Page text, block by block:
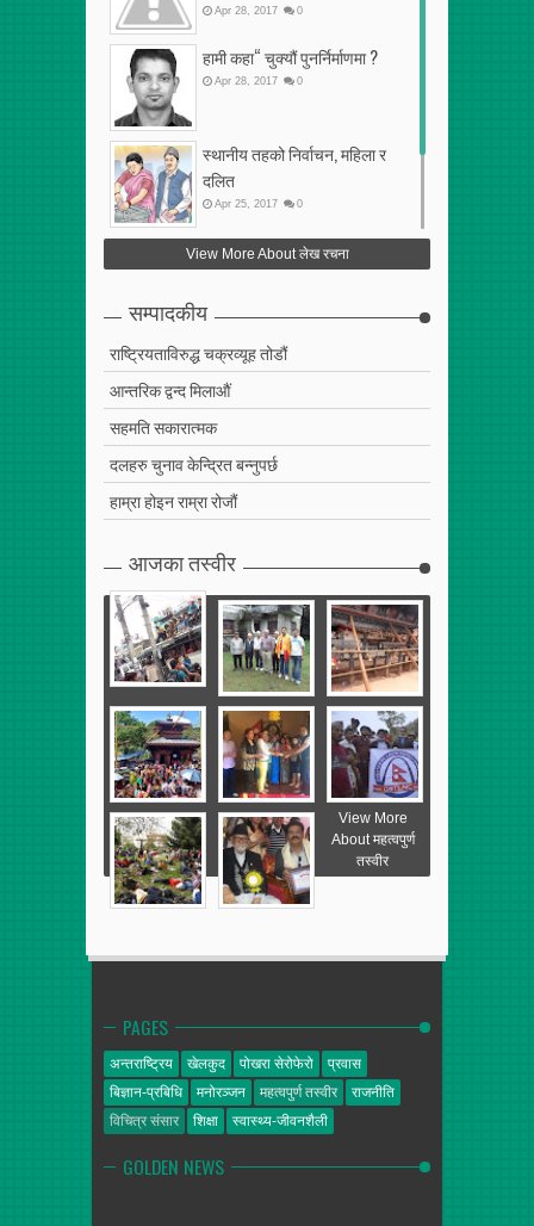
Apr 28 2017 0
हामी कहा“ चुक्यौं पुनर्निर्माणमा ?
Apr 28 2017 0
स्थानीय तहको निर्वाचन, महिला र
दलित
Apr 25 2017 0
फेरि अर्को गलत सहमति
View More About लेख रचना
सम्पादकीय
राष्ट्रियताविरुद्ध चक्रव्यूह तोडौं
आन्तरिक द्वन्द मिलाऔं
सहमति सकारात्मक
दलहरु चुनाव केन्द्रित बन्नुपर्छ
हाम्रा होइन राम्रा रोजौं
आजका तस्वीर
View More
About महत्वपुर्ण
तस्वीर
PAGES
अन्तराष्ट्रिय खेलकुद पोखरा सेरोफेरो
प्रवास
बिज्ञान-प्रबिधि
मनोरञ्जन महत्वपुर्ण तस्वीर
राजनीति
विचित्र संसार
शिक्षा स्वास्थ्य-जीवनशैली
GOLDEN NEWS